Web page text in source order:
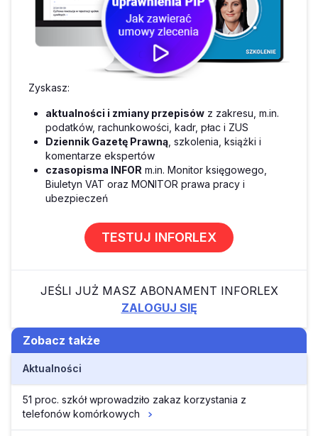
Zyskasz:
aktualności i zmiany przepisów z zakresu, m.in.
podatków, rachunkowości, kadr, płac i ZUS
Dziennik Gazetę Prawną , szkolenia, książki i
komentarze ekspertów
czasopisma INFOR m.in. Monitor księgowego,
Biuletyn VAT oraz MONITOR prawa pracy i
ubezpieczeń
TESTUJ INFORLEX
JEŚLI JUŻ MASZ ABONAMENT INFORLEX
ZALOGUJ SIĘ
Zobacz także
Aktualności
51 proc. szkół wprowadziło zakaz korzystania z
telefonów komórkowych